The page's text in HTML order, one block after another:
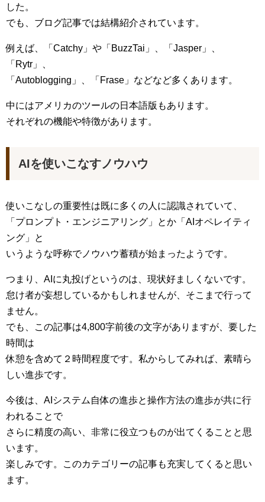
した。
でも、ブログ記事では結構紹介されています。
例えば、「Catchy」や「BuzzTai」、「Jasper」、
「Rytr」、
「Autoblogging」、「Frase」などなど多くあります。
中にはアメリカのツールの日本語版もあります。
それぞれの機能や特徴があります。
AIを使いこなすノウハウ
使いこなしの重要性は既に多くの人に認識されていて、
「プロンプト・エンジニアリング」とか「AIオペレイティ
ング」と
いうような呼称でノウハウ蓄積が始まったようです。
つまり、AIに丸投げというのは、現状好ましくないです。
怠け者が妄想しているかもしれませんが、そこまで行って
ません。
でも、この記事は4,800字前後の文字がありますが、要した
時間は
休憩を含めて２時間程度です。私からしてみれば、素晴ら
しい進歩です。
今後は、AIシステム自体の進歩と操作方法の進歩が共に行
われることで
さらに精度の高い、非常に役立つものが出てくることと思
います。
楽しみです。このカテゴリーの記事も充実してくると思い
ます。